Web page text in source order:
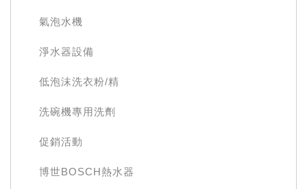
氣泡水機
淨水器設備
低泡沫洗衣粉/精
洗碗機專用洗劑
促銷活動
博世BOSCH熱水器